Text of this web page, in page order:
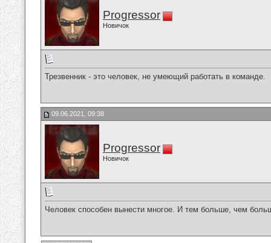
Progressor
Новичок
Трезвенник - это человек, не умеющий работать в команде.
09.06.2021, 09:38
Progressor
Новичок
Человек способен вынести многое. И тем больше, чем